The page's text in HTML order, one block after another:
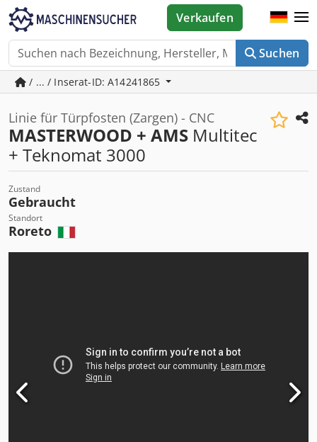
Suchen
Verkaufen
/ ... / Inserat-ID: A14241865
Linie für Türpfosten (Zargen) - CNC
MASTERWOOD + AMS Multitec
+ Teknomat 3000
Zustand
Gebraucht
Standort
Roreto